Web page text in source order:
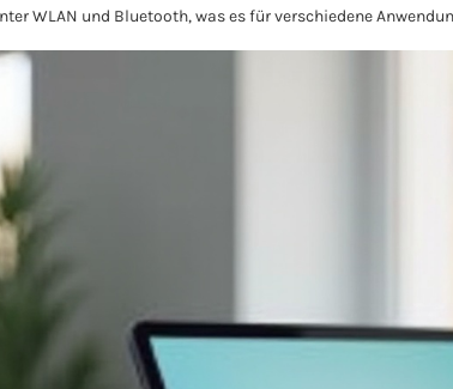
WLAN und Bluetooth, was es für verschiedene